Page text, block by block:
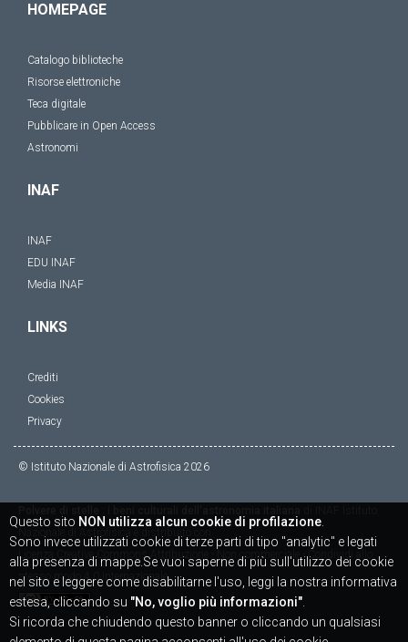
HOMEPAGE
Catalogo biblioteche
Risorse elettroniche
Teca digitale
Pubblicare in Open Access
Astronomi
INAF
INAF
EDU INAF
Media INAF
LINKS
Crediti
Cookies
Privacy
© Istituto Nazionale di Astrofisica 2026
Licenza
Creative Commons Attribuzione - Non commerciale - Condividi allo
stesso modo 4.0 Internazionale
Questo sito NON utilizza alcun cookie di profilazione
Sono invece utilizzati cookie di terze parti di tipo "analytic" e legati
alla presenza di mappe.Se vuoi saperne di più sull'utilizzo dei cookie
nel sito e leggere come disabilitarne l'uso, leggi la nostra informativa
estesa, cliccando su "No, voglio più informazioni"
Si ricorda che chiudendo questo banner o cliccando un qualsiasi